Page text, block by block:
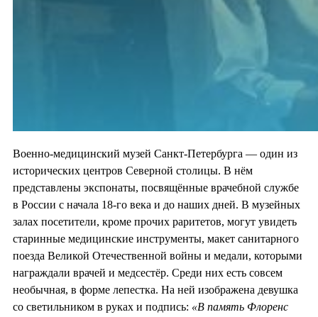
Военно-медицинский музей Санкт-Петербурга — один из
исторических центров Северной столицы. В нём
представлены экспонаты, посвящённые врачебной службе
в России с начала 18-го века и до наших дней. В музейных
залах посетители, кроме прочих раритетов, могут увидеть
старинные медицинские инструменты, макет санитарного
поезда Великой Отечественной войны и медали, которыми
награждали врачей и медсестёр. Среди них есть совсем
необычная, в форме лепестка. На ней изображена девушка
со светильником в руках и подпись: «В память Флоренс